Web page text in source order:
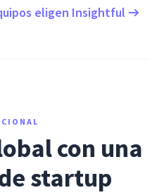
eligen Insightful
con una
startup